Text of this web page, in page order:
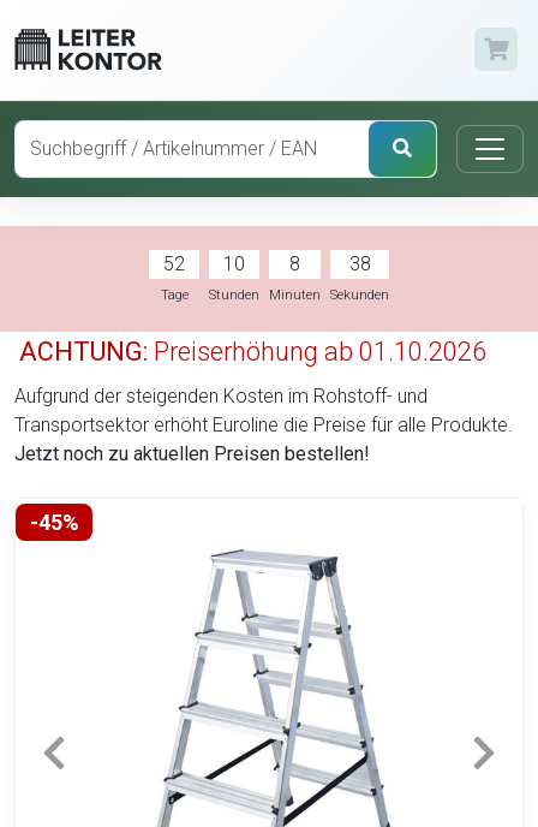
52
Tage
10
Stunden
8
Minuten
37
Sekunden
ACHTUNG: Preiserhöhung ab 01.10.2026
Aufgrund der steigenden Kosten im Rohstoff- und
Transportsektor erhöht Euroline die Preise für alle Produkte.
Jetzt noch zu aktuellen Preisen bestellen!
-45%